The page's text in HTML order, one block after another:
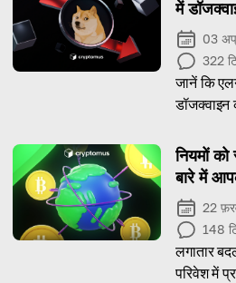
में
03
322
जानें कि
है।
नियमों
बारे में
22
148
लगातार
परिवेश में